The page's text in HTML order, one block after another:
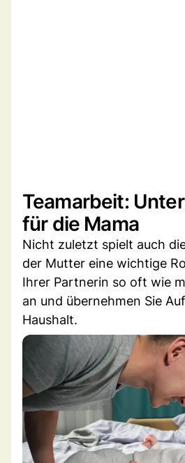
Teamarbeit:
für die Mama
Nicht zuletzt spielt auch
der Mutter eine wichtige
Ihrer Partnerin so oft wie
an und übernehmen Sie
Haushalt.